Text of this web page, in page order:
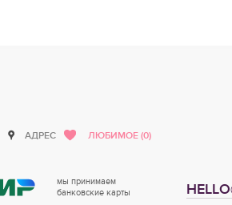
АДРЕС ЛЮБИМОЕ (0)
мы принимаем
банковские карты